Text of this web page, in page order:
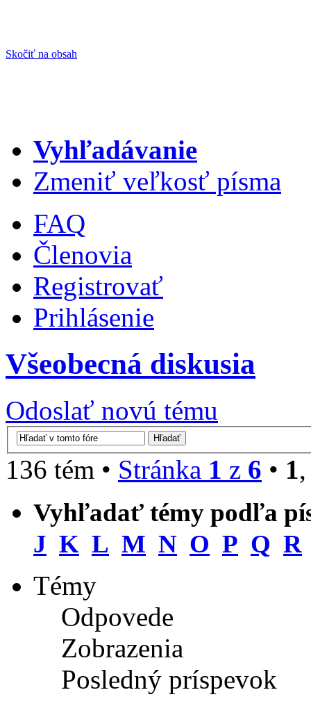
Skočiť na obsah
Vyhľadávanie
Zmeniť veľkosť písma
FAQ
Členovia
Registrovať
Prihlásenie
Všeobecná diskusia
Odoslať novú tému
136 tém • Stránka 1 z 6 • 1
Vyhľadať témy podľa
J K L M N O P Q R
Témy
Odpovede
Zobrazenia
Posledný príspevok